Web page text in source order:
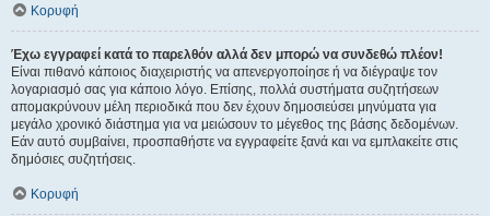
Κορυφή
Έχω εγγραφεί κατά το παρελθόν αλλά δεν μπορώ να συνδεθώ πλέον!
Είναι πιθανό κάποιος διαχειριστής να απενεργοποίησε ή να διέγραψε τον
λογαριασμό σας για κάποιο λόγο. Επίσης, πολλά συστήματα συζητήσεων
απομακρύνουν μέλη περιοδικά που δεν έχουν δημοσιεύσει μηνύματα για
μεγάλο χρονικό διάστημα για να μειώσουν το μέγεθος της βάσης δεδομένων.
Εάν αυτό συμβαίνει, προσπαθήστε να εγγραφείτε ξανά και να εμπλακείτε στις
δημόσιες συζητήσεις.
Κορυφή